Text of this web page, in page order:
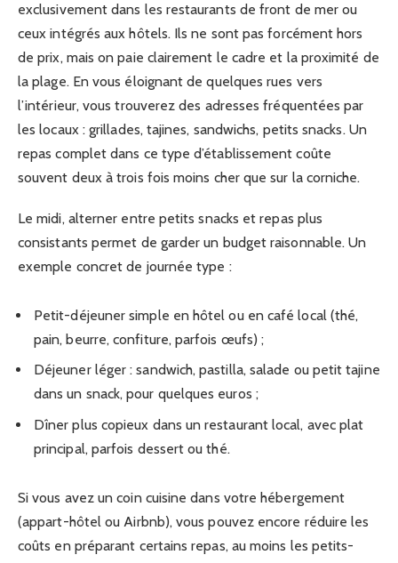
exclusivement dans les restaurants de front de mer ou
ceux intégrés aux hôtels. Ils ne sont pas forcément hors
de prix, mais on paie clairement le cadre et la proximité de
la plage. En vous éloignant de quelques rues vers
l’intérieur, vous trouverez des adresses fréquentées par
les locaux : grillades, tajines, sandwichs, petits snacks. Un
repas complet dans ce type d’établissement coûte
souvent deux à trois fois moins cher que sur la corniche.
Le midi, alterner entre petits snacks et repas plus
consistants permet de garder un budget raisonnable. Un
exemple concret de journée type :
Petit-déjeuner simple en hôtel ou en café local (thé,
pain, beurre, confiture, parfois œufs) ;
Déjeuner léger : sandwich, pastilla, salade ou petit tajine
dans un snack, pour quelques euros ;
Dîner plus copieux dans un restaurant local, avec plat
principal, parfois dessert ou thé.
Si vous avez un coin cuisine dans votre hébergement
(appart-hôtel ou Airbnb), vous pouvez encore réduire les
coûts en préparant certains repas, au moins les petits-